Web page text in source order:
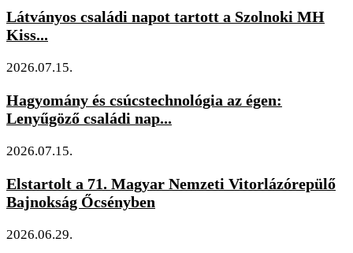
Látványos családi napot tartott a Szolnoki MH
Kiss...
2026.07.15.
Hagyomány és csúcstechnológia az égen:
Lenyűgöző családi nap...
2026.07.15.
Elstartolt a 71. Magyar Nemzeti Vitorlázórepülő
Bajnokság Őcsényben
2026.06.29.